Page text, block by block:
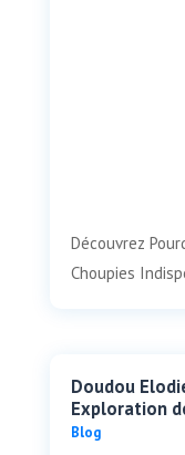
Découvrez
Choupies
Doudou
Exploration
Blog